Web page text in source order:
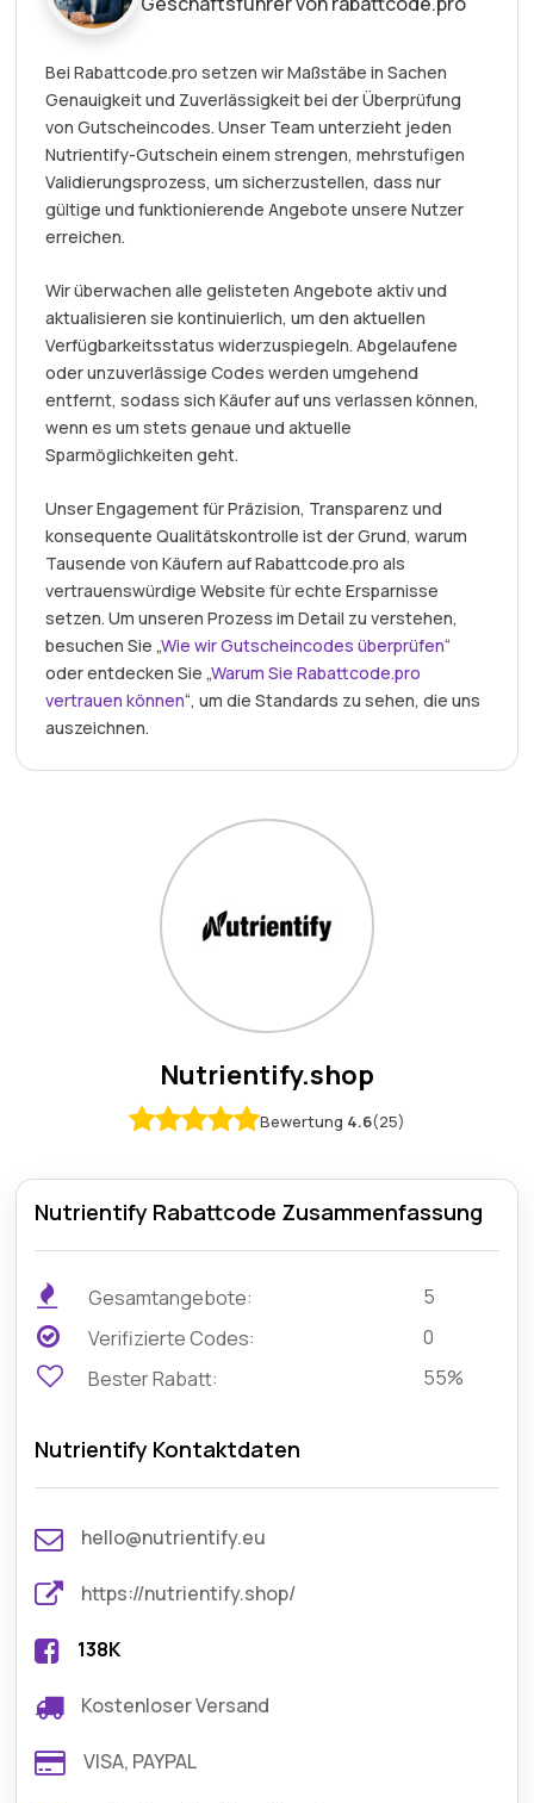
Bei Rabattcode.pro setzen wir Maßstäbe in Sachen
Genauigkeit und Zuverlässigkeit bei der Überprüfung
von Gutscheincodes. Unser Team unterzieht jeden
Nutrientify-Gutschein einem strengen, mehrstufigen
Validierungsprozess, um sicherzustellen, dass nur
gültige und funktionierende Angebote unsere Nutzer
erreichen.
Wir überwachen alle gelisteten Angebote aktiv und
aktualisieren sie kontinuierlich, um den aktuellen
Verfügbarkeitsstatus widerzuspiegeln. Abgelaufene
oder unzuverlässige Codes werden umgehend
entfernt, sodass sich Käufer auf uns verlassen können,
wenn es um stets genaue und aktuelle
Sparmöglichkeiten geht.
Unser Engagement für Präzision, Transparenz und
konsequente Qualitätskontrolle ist der Grund, warum
Tausende von Käufern auf Rabattcode.pro als
vertrauenswürdige Website für echte Ersparnisse
setzen. Um unseren Prozess im Detail zu verstehen,
besuchen Sie „Wie wir Gutscheincodes überprüfen“
oder entdecken Sie „Warum Sie Rabattcode.pro
vertrauen können“, um die Standards zu sehen, die uns
auszeichnen.
Nutrientify.shop
Bewertung 4.6(25)
Nutrientify Rabattcode Zusammenfassung
Gesamtangebote:
5
Verifizierte Codes:
0
Bester Rabatt:
55%
Nutrientify Kontaktdaten
hello@nutrientify.eu
https://nutrientify.shop/
138K
Kostenloser Versand
VISA, PAYPAL